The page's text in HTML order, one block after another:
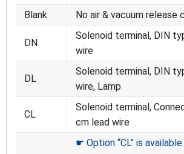
Blank
No air & vacuum release
DN
Solenoid terminal, DIN
wire
DL
Solenoid terminal, DIN
wire, Lamp
CL
Solenoid terminal,
cm lead wire
☛ Option “CL” is